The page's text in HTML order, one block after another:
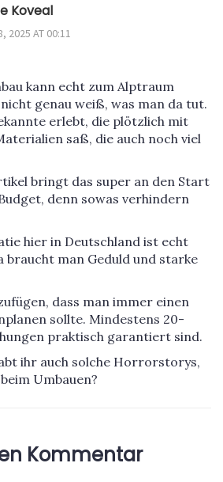
Koveal
2025 AT 00:11
kann echt zum Alptraum
genau weiß, was man da tut.
erlebt, die plötzlich mit
saß, die auch noch viel
bringt das super an den Start
denn sowas verhindern
hier in Deutschland ist echt
braucht man Geduld und starke
dass man immer einen
sollte. Mindestens 20-
praktisch garantiert sind.
ihr auch solche Horrorstorys,
Umbauen?
Kommentar